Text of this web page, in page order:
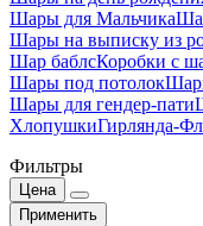
Шары для Мальчика
Шары на выписку из
Шар баблсКоробки с
Шары под потолок
Шары для гендер-пати
ХлопушкиГирлянда-
Фильтры
Цена
Применить